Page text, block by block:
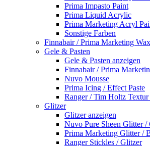
Prima Impasto Paint
Prima Liquid Acrylic
Prima Marketing Acryl
Sonstige Farben
Finnabair / Prima Marketing Wax
Gele & Pasten
Gele & Pasten anzeigen
Finnabair / Prima
Nuvo Mousse
Prima Icing / Effect Paste
Ranger / Tim Holtz Textur
Glitzer
Glitzer anzeigen
Nuvo Pure Sheen Glitter /
Prima Marketing Glitter /
Ranger Stickles / Glitzer